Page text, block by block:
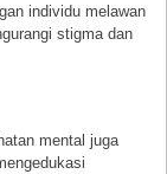
individu melawan
stigma dan
mental juga